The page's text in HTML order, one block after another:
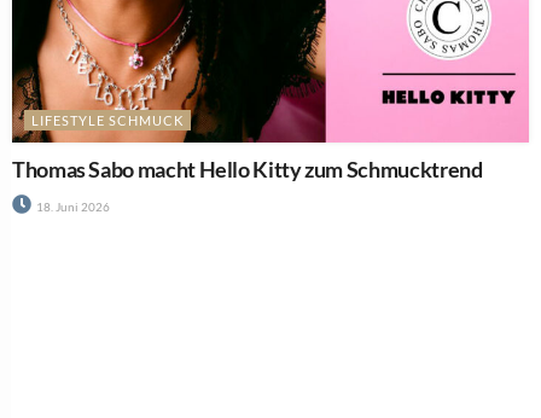
LIFESTYLE SCHMUCK
Thomas Sabo macht Hello Kitty zum Schmucktrend
18. Juni 2026